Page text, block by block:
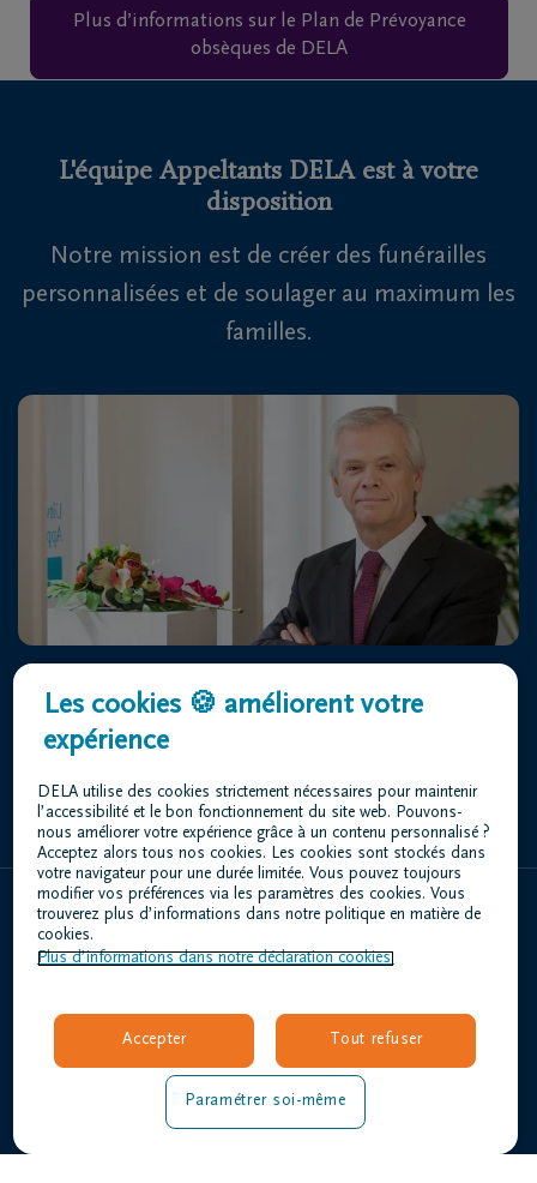
Plus d’informations sur le Plan de Prévoyance
obsèques de DELA
L'équipe Appeltants DELA est à votre
disposition
Notre mission est de créer des funérailles
personnalisées et de soulager au maximum les
familles.
Petrus Turcksinstraat 33 1830 Machelen
+32 02 251 44 15
À propos de nous
Organiser des funérailles
Notre centre funéraire
Questions fréquemment posées
Les cookies 🍪 améliorent votre
expérience
DELA utilise des cookies strictement nécessaires pour maintenir
l’accessibilité et le bon fonctionnement du site web. Pouvons-
nous améliorer votre expérience grâce à un contenu personnalisé ?
Acceptez alors tous nos cookies. Les cookies sont stockés dans
votre navigateur pour une durée limitée. Vous pouvez toujours
modifier vos préférences via les paramètres des cookies. Vous
trouverez plus d’informations dans notre politique en matière de
cookies.
Plus d’informations dans notre déclaration cookies.
Accepter Tout refuser
Paramétrer soi-même